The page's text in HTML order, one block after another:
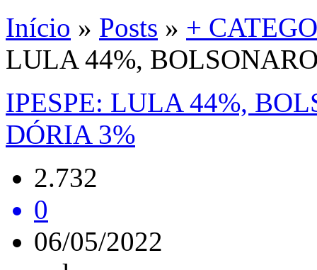
Início » Posts » +
LULA 44%,
IPESPE: LULA 44%,
DÓRIA 3%
2.732
0
06/05/2022